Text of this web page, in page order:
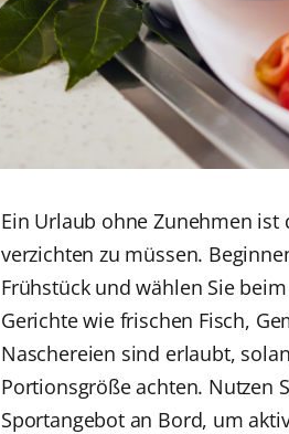
Ein Urlaub ohne Zunehmen
verzichten zu müssen.
Frühstück und wählen Sie
Gerichte wie frischen Fisch,
Naschereien sind erlaubt,
Portionsgröße achten. Nutzen
Sportangebot an Bord, um